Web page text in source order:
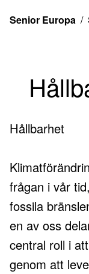
Senior Europa /
Hållbarhet
frågan i vår
fossila
en av oss
central roll i
genom att